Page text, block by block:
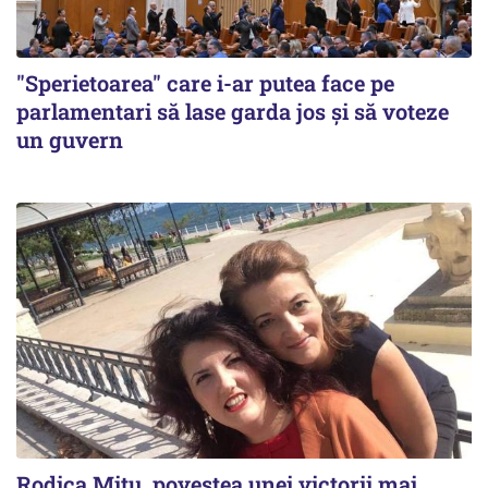
"Sperietoarea" care i-ar putea face pe
parlamentari să lase garda jos și să voteze
un guvern